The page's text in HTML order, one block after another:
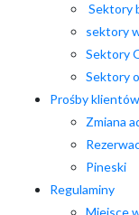
Sektory
sektory
Sektory
Sektory
Prośby klientów
Zmiana
Pineski
Regulaminy
Miejsce